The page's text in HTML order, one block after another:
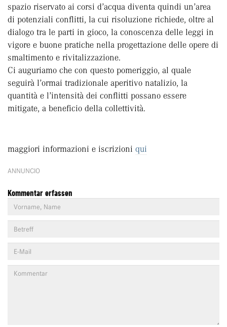
spazio riservato ai corsi d’acqua diventa quindi un’area
di potenziali conflitti, la cui risoluzione richiede, oltre al
dialogo tra le parti in gioco, la conoscenza delle leggi in
vigore e buone pratiche nella progettazione delle opere di
smaltimento e rivitalizzazione.
Ci auguriamo che con questo pomeriggio, al quale
seguirà l’ormai tradizionale aperitivo natalizio, la
quantità e l’intensità dei conflitti possano essere
mitigate, a beneficio della collettività.
maggiori informazioni e iscrizioni qui
ANNUNCIO
Kommentar erfassen